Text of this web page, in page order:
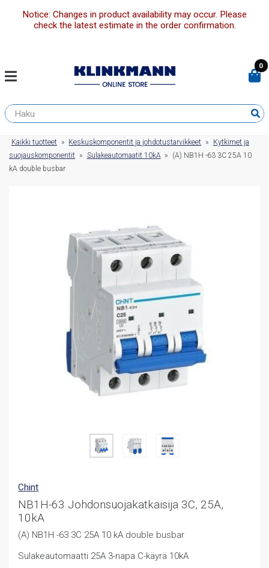
Notice: Changes in product availability may occur. Please
check the latest estimate in the order confirmation.
0
Kaikki tuotteet » Keskuskomponentit ja johdotustarvikkeet »
Kytkimet ja
suojauskomponentit » Sulakeautomaatit 10kA »
(A) NB1H -63 3C 25A 10
kA double busbar
Chint
NB1H-63 Johdonsuojakatkaisija 3C, 25A,
10kA
(A) NB1H -63 3C 25A 10 kA double busbar
Sulakeautomaatti 25A 3-napa C-käyrä 10kA